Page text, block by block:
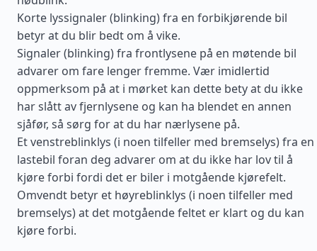
Korte lyssignaler (blinking) fra en forbikjørende bil
betyr at du blir bedt om å vike.
Signaler (blinking) fra frontlysene på en møtende bil
advarer om fare lenger fremme. Vær imidlertid
oppmerksom på at i mørket kan dette bety at du ikke
har slått av fjernlysene og kan ha blendet en annen
sjåfør, så sørg for at du har nærlysene på.
Et venstreblinklys (i noen tilfeller med bremselys) fra en
lastebil foran deg advarer om at du ikke har lov til å
kjøre forbi fordi det er biler i motgående kjørefelt.
Omvendt betyr et høyreblinklys (i noen tilfeller med
bremselys) at det motgående feltet er klart og du kan
kjøre forbi.